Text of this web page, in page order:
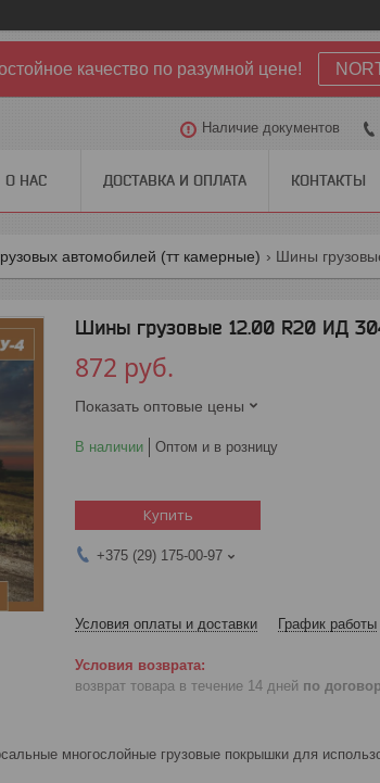
качество по разумной цене!
Наличие документов
О НАС ДОСТАВКА И ОПЛАТА КОНТАКТЫ
автомобилей (тт камерные) Шины
Шины грузовые 12.00 R20 ИД
872 руб.
Показать оптовые цены
В наличии Оптом и в розницу
Купить
+375 (29) 175-00-97
Условия оплаты и доставки График работы
возврат товара в течение 14 дней по
многослойные грузовые покрышки для